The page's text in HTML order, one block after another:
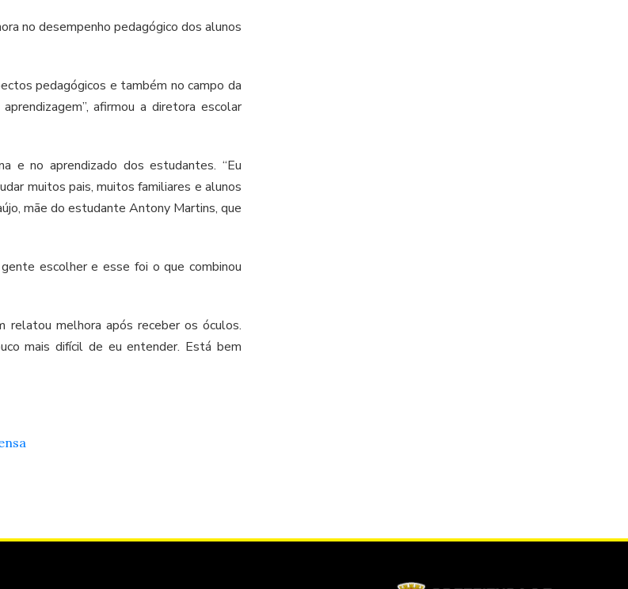
no desempenho pedagógico dos alunos
pedagógicos e também no campo da
afirmou a diretora escolar
e no aprendizado dos estudantes. “Eu
muitos pais, muitos familiares e alunos
mãe do estudante Antony Martins, que
escolher e esse foi o que combinou
relatou melhora após receber os óculos.
mais difícil de eu entender. Está bem